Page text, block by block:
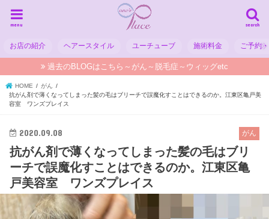
search
menu
お店の紹介 ヘアースタイル ユーチューブ 施術料金 ご予約
過去のBLOGはこちら～がん～脱毛症～ウィッグetc
HOME
がん
抗がん剤で薄くなってしまった髪の毛はブリーチで誤魔化すことはできるのか。江東区亀戸美
容室 ワンズプレイス
がん
2020.09.08
抗がん剤で薄くなってしまった髪の毛はブリ
ーチで誤魔化すことはできるのか。江東区亀
戸美容室 ワンズプレイス